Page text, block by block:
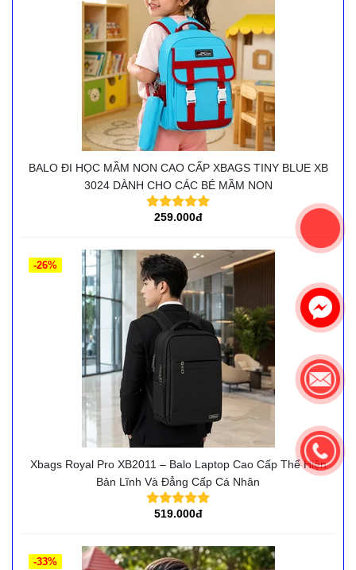
BALO ĐI HỌC MẦM NON CAO CẤP XBAGS TINY BLUE XB
3024 DÀNH CHO CÁC BÉ MẦM NON
259.000đ
Xbags Royal Pro XB2011 – Balo Laptop Cao Cấp Thể Hiện
Bản Lĩnh Và Đẳng Cấp Cá Nhân
519.000đ
-26%
-33%